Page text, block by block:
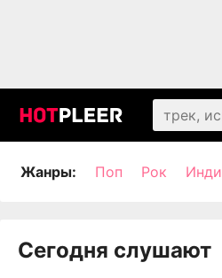
Жанры: Поп Рок Инди
Сегодня слушают